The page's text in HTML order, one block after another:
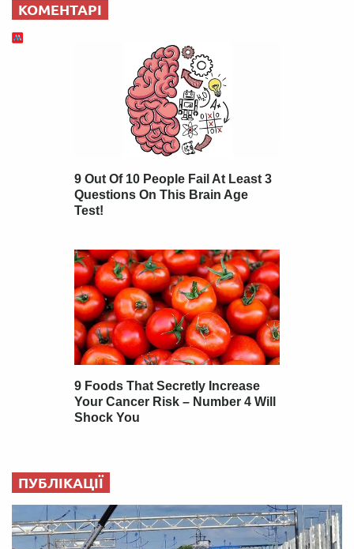
КОМЕНТАРІ
ПУБЛІКАЦІЇ